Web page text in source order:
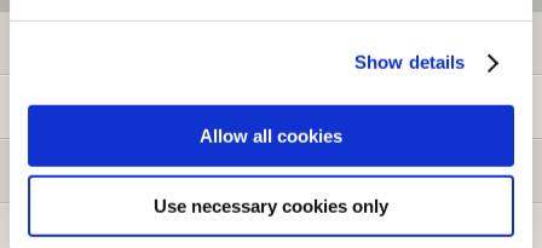
Show details
Allow all cookies
Use necessary cookies only
ご利用ガイド
よくある質問
お問い合わせ